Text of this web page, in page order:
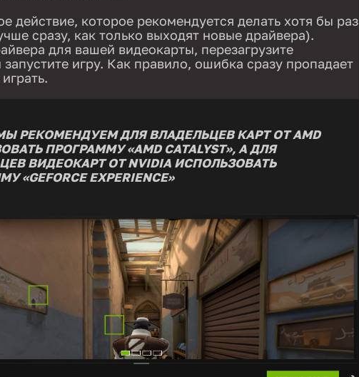
действие, которое рекомендуется делать хотя бы раз
сразу, как только выходят новые драйвера).
для вашей видеокарты, перезагрузите
игру. Как правило, ошибка сразу пропадает
РЕКОМЕНДУЕМ ДЛЯ ВЛАДЕЛЬЦЕВ КАРТ ОТ AMD
ПРОГРАММУ «AMD CATALYST», А ДЛЯ
ВИДЕОКАРТ ОТ NVIDIA ИСПОЛЬЗОВАТЬ
«GEFORCE EXPERIENCE»